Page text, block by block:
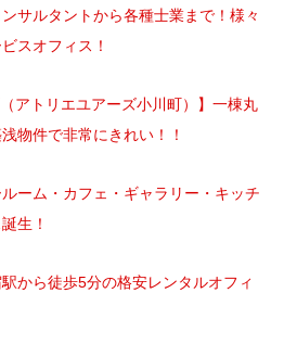
サルタントから各種士業まで！様々
スオフィス！
アトリエユアーズ小川町）】一棟丸
物件で非常にきれい！！
ーム・カフェ・ギャラリー・キッチ
生！
から徒歩5分の格安レンタルオフィ